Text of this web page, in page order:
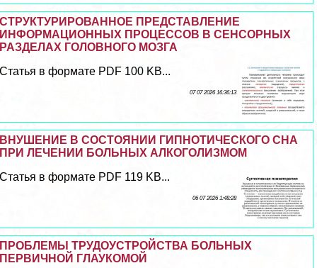
СТРУКТУРИРОВАННОЕ ПРЕДСТАВЛЕНИЕ
ИНФОРМАЦИОННЫХ ПРОЦЕССОВ В СЕНСОРНЫХ
РАЗДЕЛАХ ГОЛОВНОГО МОЗГА
Статья в формате PDF 100 KB...
07 07 2026 16:36:13
ВНУШЕНИЕ В СОСТОЯНИИ ГИПНОТИЧЕСКОГО СНА
ПРИ ЛЕЧЕНИИ БОЛЬНЫХ АЛКОГОЛИЗМОМ
Статья в формате PDF 119 KB...
06 07 2026 1:48:28
ПРОБЛЕМЫ ТРУДОУСТРОЙСТВА БОЛЬНЫХ
ПЕРВИЧНОЙ ГЛАУКОМОЙ